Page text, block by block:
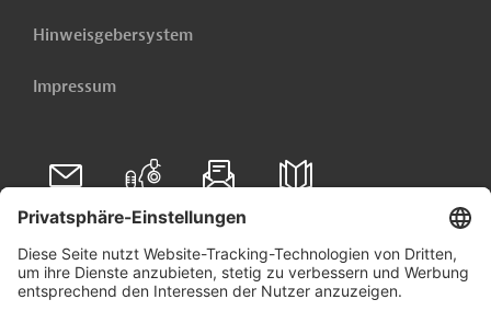
Hinweisgebersystem
Impressum
Folgen Sie uns auf